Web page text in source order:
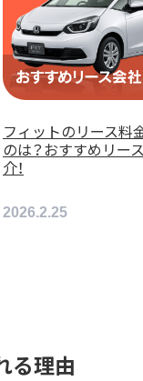
フィットのリース料
のは？おすすめリー
介！
2026.2.25
る理由